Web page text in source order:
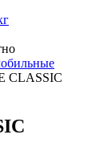
СLASSIC